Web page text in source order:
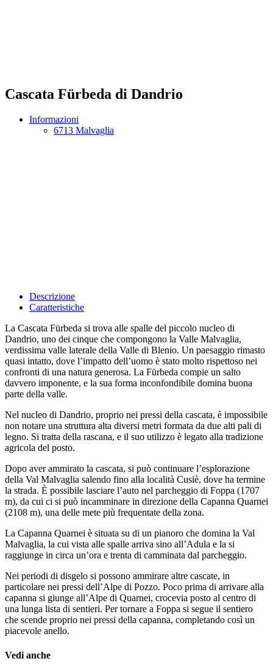
Cascata Fürbeda di Dandrio
Informazioni
6713 Malvaglia
Descrizione
Caratteristiche
La Cascata Fürbeda si trova alle spalle del piccolo nucleo di
Dandrio, uno dei cinque che compongono la Valle Malvaglia,
verdissima valle laterale della Valle di Blenio. Un paesaggio rimasto
quasi intatto, dove l’impatto dell’uomo è stato molto rispettoso nei
confronti di una natura generosa. La Fürbeda compie un salto
davvero imponente, e la sua forma inconfondibile domina buona
parte della valle.
Nel nucleo di Dandrio, proprio nei pressi della cascata, è impossibile
non notare una struttura alta diversi metri formata da due alti pali di
legno. Si tratta della rascana, e il suo utilizzo è legato alla tradizione
agricola del posto.
Dopo aver ammirato la cascata, si può continuare l’esplorazione
della Val Malvaglia salendo fino alla località Cusiè, dove ha termine
la strada. È possibile lasciare l’auto nel parcheggio di Foppa (1707
m), da cui ci si può incamminare in direzione della Capanna Quarnei
(2108 m), una delle mete più frequentate della zona.
La Capanna Quarnei è situata su di un pianoro che domina la Val
Malvaglia, la cui vista alle spalle arriva sino all’Adula e la si
raggiunge in circa un’ora e trenta di camminata dal parcheggio.
Nei periodi di disgelo si possono ammirare altre cascate, in
particolare nei pressi dell’Alpe di Pozzo. Poco prima di arrivare alla
capanna si giunge all’Alpe di Quarnei, crocevia posto al centro di
una lunga lista di sentieri. Per tornare a Foppa si segue il sentiero
che scende proprio nei pressi della capanna, completando così un
piacevole anello.
Vedi anche